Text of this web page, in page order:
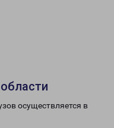
осуществляется в